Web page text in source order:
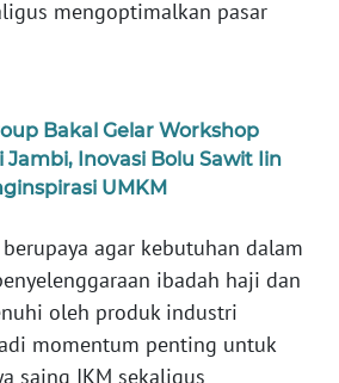
mengoptimalkan pasar
Bakal Gelar Workshop
Jambi, Inovasi Bolu Sawit Iin
UMKM
agar kebutuhan dalam
ibadah haji dan
oleh produk industri
momentum penting untuk
saing IKM sekaligus